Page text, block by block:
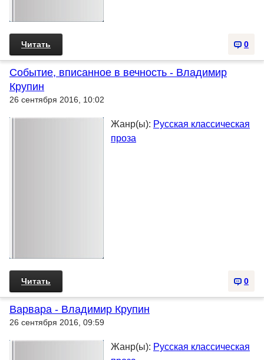
0
Читать
Событие, вписанное в вечность - Владимир
Крупин
26 сентября 2016, 10:02
Жанр(ы): Русская классическая
проза
0
Читать
Варвара - Владимир Крупин
26 сентября 2016, 09:59
Жанр(ы): Русская классическая